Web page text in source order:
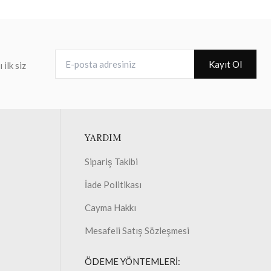
ilk siz
Kayıt Ol
YARDIM
Sipariş Takibi
İade Politikası
Cayma Hakkı
Mesafeli Satış Sözleşmesi
ÖDEME YÖNTEMLERİ: